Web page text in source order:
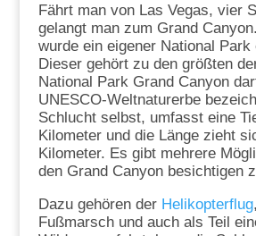
Fährt man von Las Vegas, vier
gelangt man zum Grand
wurde ein eigener National Park
Dieser gehört zu den größten
National Park Grand Canyon
UNESCO-Weltnaturerbe
Schlucht selbst, umfasst eine
Kilometer und die Länge zieht
Kilometer. Es gibt mehrere
den Grand Canyon besichtigen
Dazu gehören der Helikopterflug
Fußmarsch und auch als Teil